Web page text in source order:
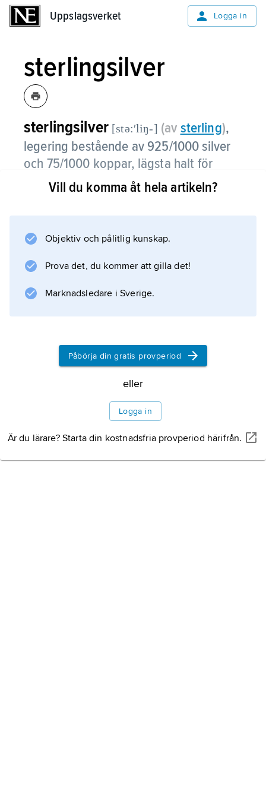
Uppslagsverket Logga in
sterlingsilver
sterlingsilver [stə:ʹliŋ-] (av sterling),
legering bestående av 925/1000 silver
och 75/1000 koppar, lägsta halt för
arbetat silver i bl.a. Storbritannien.
med halten 925/1000, eftersom det är mer
Vill du komma åt hela artikeln?
Objektiv och pålitlig kunskap.
Prova det, du kommer att gilla det!
Marknadsledare i Sverige.
Påbörja din gratis provperiod
eller
Logga in
Är du lärare? Starta din kostnadsfria provperiod härifrån.